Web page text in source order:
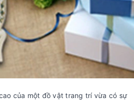
của một đồ vật trang trí vừa có sự